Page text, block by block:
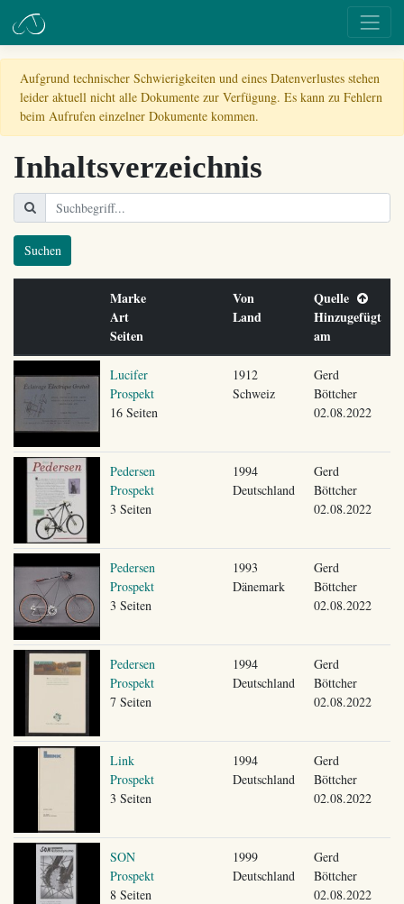
Aufgrund technischer Schwierigkeiten und eines Datenverlustes stehen
leider aktuell nicht alle Dokumente zur Verfügung. Es kann zu Fehlern
beim Aufrufen einzelner Dokumente kommen.
Inhaltsverzeichnis
Suchen
Marke
Art
Seiten
Von
Land
Quelle
Hinzugefügt
am
Lucifer
Prospekt
16 Seiten
1912
Schweiz
Gerd
Böttcher
02.08.2022
Pedersen
Prospekt
3 Seiten
1994
Deutschland
Gerd
Böttcher
02.08.2022
Pedersen
Prospekt
3 Seiten
1993
Dänemark
Gerd
Böttcher
02.08.2022
Pedersen
Prospekt
7 Seiten
1994
Deutschland
Gerd
Böttcher
02.08.2022
Link
Prospekt
3 Seiten
1994
Deutschland
Gerd
Böttcher
02.08.2022
SON
Prospekt
8 Seiten
1999
Deutschland
Gerd
Böttcher
02.08.2022